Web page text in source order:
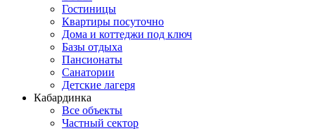
Гостиницы
Квартиры посуточно
Дома и коттеджи под ключ
Базы отдыха
Пансионаты
Санатории
Детские лагеря
Кабардинка
Все объекты
Частный сектор